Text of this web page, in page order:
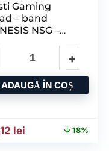
244,04 lei.
Gaming
– band
NSG –
ADAUGĂ ÎN COȘ
inițial a fost:
lei Prețul curent
18%